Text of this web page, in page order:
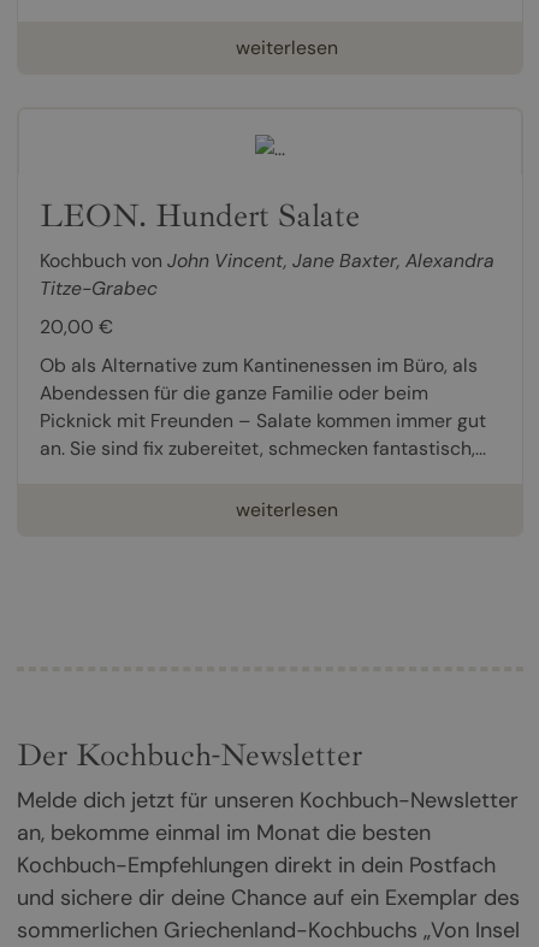
weiterlesen
LEON. Hundert Salate
Kochbuch von John Vincent, Jane Baxter, Alexandra
Titze-Grabec
20,00 €
Ob als Alternative zum Kantinenessen im Büro, als
Abendessen für die ganze Familie oder beim
Picknick mit Freunden – Salate kommen immer gut
an. Sie sind fix zubereitet, schmecken fantastisch,...
weiterlesen
Der Kochbuch-Newsletter
Melde dich jetzt für unseren Kochbuch-Newsletter
an, bekomme einmal im Monat die besten
Kochbuch-Empfehlungen direkt in dein Postfach
und sichere dir deine Chance auf ein Exemplar des
sommerlichen Griechenland-Kochbuchs „Von Insel